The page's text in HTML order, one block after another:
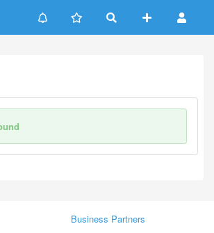
Business Partners